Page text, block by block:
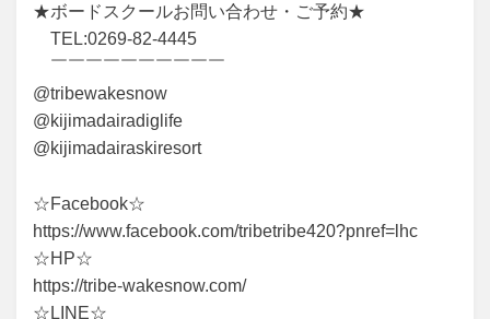
★ボードスクールお問い合わせ・ご予約★
TEL:0269-82-4445
￣￣￣￣￣￣￣￣￣￣
@tribewakesnow
@kijimadairadiglife
@kijimadairaskiresort
☆Facebook☆
https://www.facebook.com/tribetribe420?pnref=lhc
☆HP☆
https://tribe-wakesnow.com/
☆LINE☆